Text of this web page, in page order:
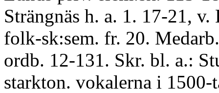
Strängnäs h. a. 1. 17-21, v.
folk-sk:sem. fr. 20.
ordb. 12-131. Skr. bl. a.:
starkton. vokalerna i 1500-